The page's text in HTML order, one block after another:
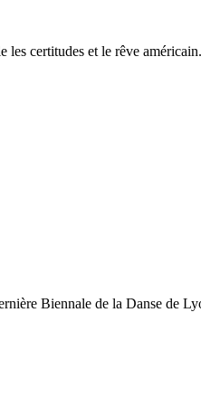
les certitudes et le rêve
Biennale de la Danse de